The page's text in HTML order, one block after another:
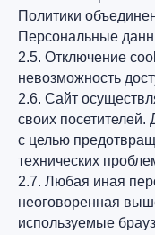
Политики
Персональные
2.5. Отключение
невозможность
2.6. Сайт
своих
с целью
технических
2.7. Любая иная
неоговоренная
используемые